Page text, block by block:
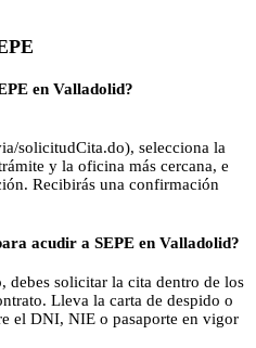
en Valladolid?
solicitudCita.do), selecciona la
y la oficina más cercana, e
Recibirás una confirmación
acudir a SEPE en Valladolid?
debes solicitar la cita dentro de los
Lleva la carta de despido o
el DNI, NIE o pasaporte en vigor